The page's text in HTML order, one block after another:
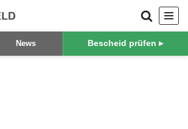
News Bescheid prüfen ▸